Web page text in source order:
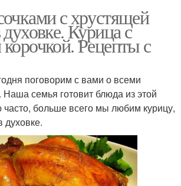
с хрустящей
Курица с
Рецепты с
поговорим с вами о всеми
семья готовит блюда из этой
часто, больше всего мы любим курицу,
духовке.